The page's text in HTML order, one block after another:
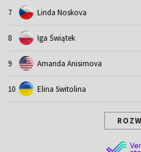
7 Linda Noskova
8 Iga Świątek
9 Amanda Anisimova
10 Elina Switolina